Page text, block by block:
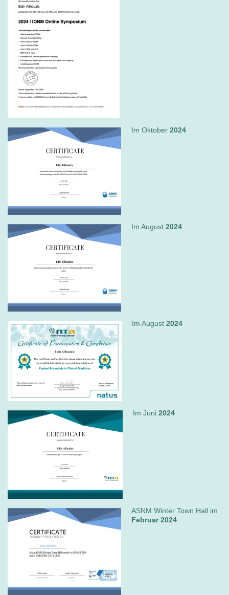
Im Oktober 2024
Im August 2024
Im August 2024
Im Juni 2024
ASNM Winter Town Hall im
Februar 2024